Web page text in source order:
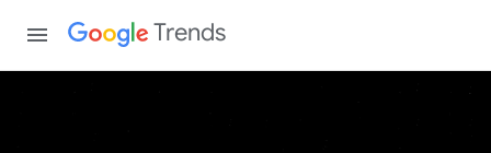
Trends